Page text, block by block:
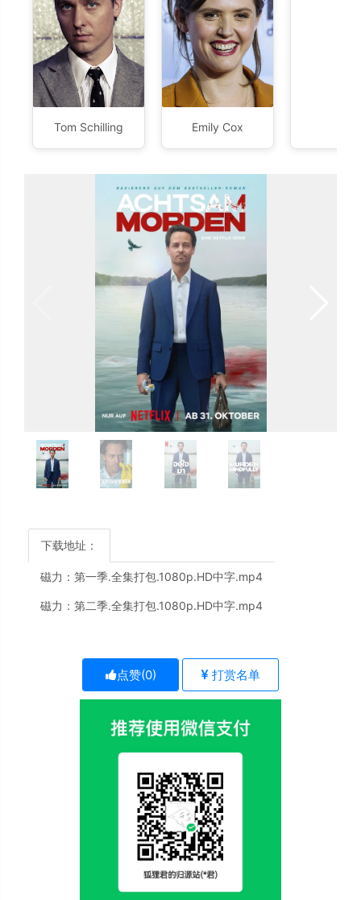
Tom Schilling Emily Cox
下载地址：
磁力： 第一季.全集打包.1080p.HD中字.mp4
磁力： 第二季.全集打包.1080p.HD中字.mp4
点赞(0) 打赏名单